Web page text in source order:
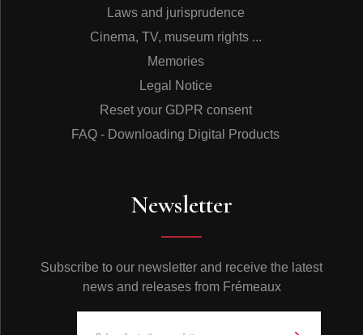
Laws and jurisprudence
Cinema, TV, museum rights ...
Memories
Legal Notice
Reset your GDPR consent
FAQ - Downloading Digital Products
Newsletter
Subscribe to our newsletter and receive the latest
news and releases from Frémeaux